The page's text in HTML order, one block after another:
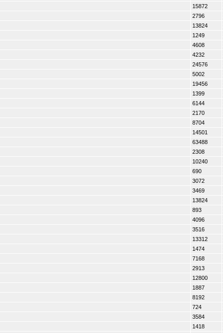
15872
2796
13824
1249
4608
4232
24576
5002
19456
1399
6144
2170
8704
14501
63488
2308
10240
690
3072
3469
13824
893
4096
3516
13312
1474
7168
2913
12800
1887
8192
724
3584
1418